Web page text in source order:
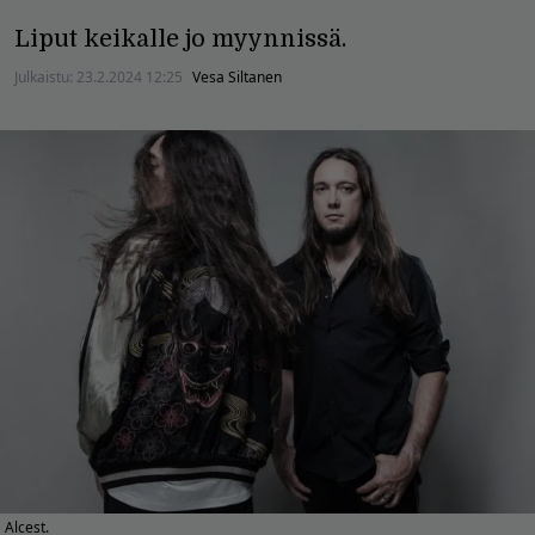
Liput keikalle jo myynnissä.
Julkaistu: 23.2.2024 12:25 Vesa Siltanen
Alcest.